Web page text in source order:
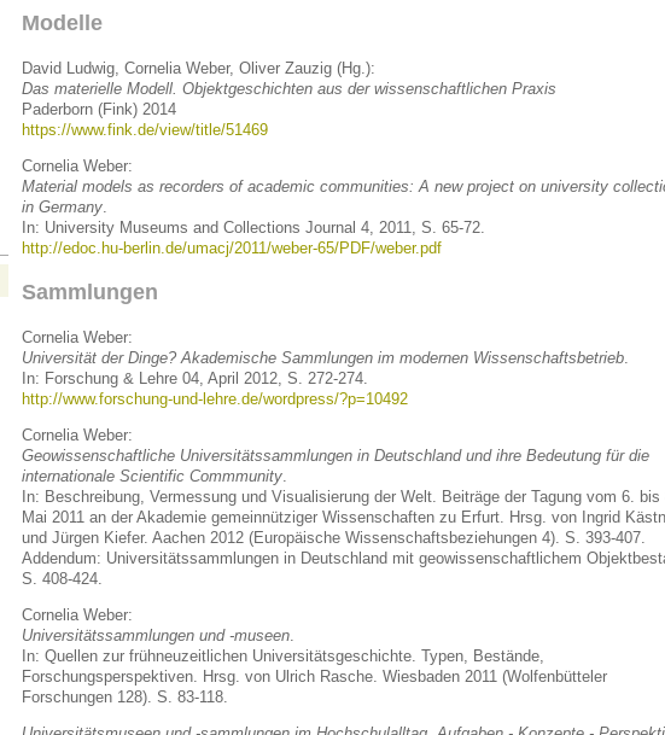
Modelle
David Ludwig, Cornelia Weber, Oliver Zauzig (Hg.):
Das materielle Modell. Objektgeschichten aus der wissenschaftlichen Praxis
Paderborn (Fink) 2014
https://www.fink.de/view/title/51469
Cornelia Weber:
Material models as recorders of academic communities: A new project on university
in Germany.
In: University Museums and Collections Journal 4, 2011, S. 65-72.
http://edoc.hu-berlin.de/umacj/2011/weber-65/PDF/weber.pdf
Sammlungen
Cornelia Weber:
Universität der Dinge? Akademische Sammlungen im modernen Wissenschaftsbetrieb.
In: Forschung & Lehre 04, April 2012, S. 272-274.
http://www.forschung-und-lehre.de/wordpress/?p=10492
Cornelia Weber:
Geowissenschaftliche Universitätssammlungen in Deutschland und ihre Bedeutung für die
internationale Scientific Commmunity.
In: Beschreibung, Vermessung und Visualisierung der Welt. Beiträge der Tagung vom 6. bis
Mai 2011 an der Akademie gemeinnütziger Wissenschaften zu Erfurt. Hrsg. von Ingrid
und Jürgen Kiefer. Aachen 2012 (Europäische Wissenschaftsbeziehungen 4). S. 393-407.
Addendum: Universitätssammlungen in Deutschland mit geowissenschaftlichem
S. 408-424.
Cornelia Weber:
Universitätssammlungen und -museen.
In: Quellen zur frühneuzeitlichen Universitätsgeschichte. Typen, Bestände,
Forschungsperspektiven. Hrsg. von Ulrich Rasche. Wiesbaden 2011 (Wolfenbütteler
Forschungen 128). S. 83-118.